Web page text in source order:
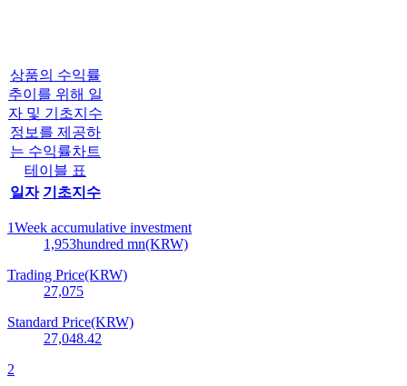
상품의 수익률
추이를 위해 일
자 및 기초지수
정보를 제공하
는 수익률차트
테이블 표
일자 기초지수
1Week accumulative investment
1,953hundred mn(KRW)
Trading Price(KRW)
27,075
Standard Price(KRW)
27,048.42
2